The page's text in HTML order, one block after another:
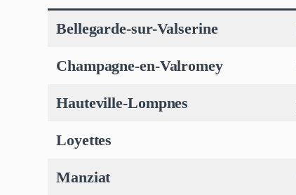
Bellegarde-sur-Valserine
Champagne-en-Valromey
Hauteville-Lompnes
Loyettes
Manziat